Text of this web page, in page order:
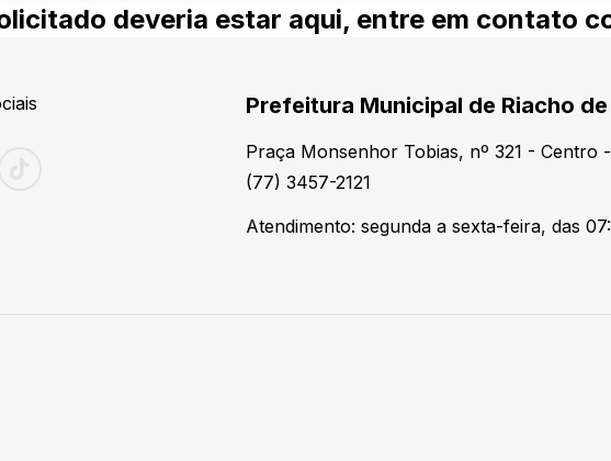
deveria estar aqui, entre em contato
Prefeitura Municipal de Riacho
Praça Monsenhor Tobias, nº 321 - Centro
(77) 3457-2121
Atendimento: segunda a sexta-feira, das